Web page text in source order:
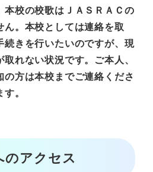
本校の校歌はＪＡＳＲＡＣの
ん。本校としては連絡を取
続きを行いたいのですが、現
れない状況です。ご本人、
の方は本校までご連絡くださ
。
のアクセス